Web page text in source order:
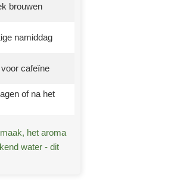
brouwen
namiddag
cafeïne
of na het
het aroma
water - dit